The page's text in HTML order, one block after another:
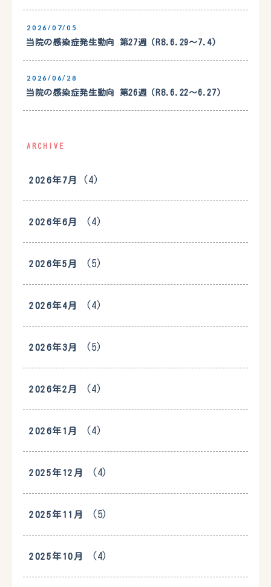
2026/07/05
当院の感染症発生動向 第27週（R8.6.29〜7.4）
2026/06/28
当院の感染症発生動向 第26週（R8.6.22〜6.27）
ARCHIVE
2026年7月 (4)
2026年6月 (4)
2026年5月 (5)
2026年4月 (4)
2026年3月 (5)
2026年2月 (4)
2026年1月 (4)
2025年12月 (4)
2025年11月 (5)
2025年10月 (4)